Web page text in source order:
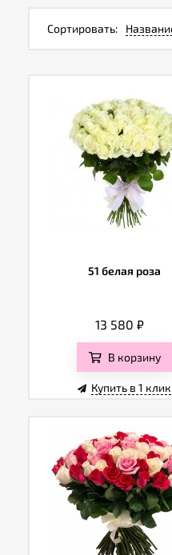
Сортировать:
51 белая роза
13 580 ₽
В корзину
Купить в 1 клик